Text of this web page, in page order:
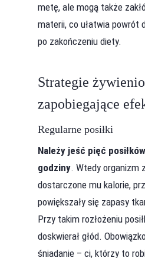
metę, ale mogą także
materii, co ułatwia powrót
po zakończeniu diety.
Strategie
zapobiegające
Regularne posiłki
Należy jeść pięć
godziny. Wtedy organizm
dostarczone mu kalorie,
powiększały się zapasy
Przy takim rozłożeniu
doskwierał głód.
śniadanie – ci, którzy to